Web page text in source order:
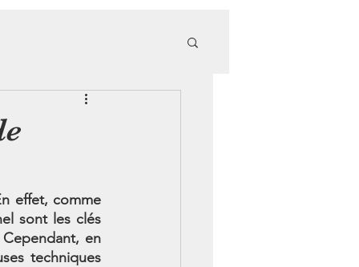
effet, comme
sont les clés
en
techniques